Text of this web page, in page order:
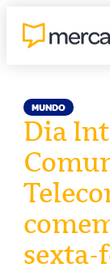
MUNDO
Dia
sexta-